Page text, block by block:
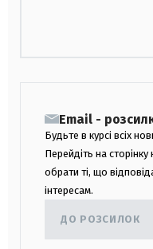
Email -
Будьте в курсі всіх
Перейдіть на
обрати ті, що
інтересам.
ДО РОЗСИЛОК